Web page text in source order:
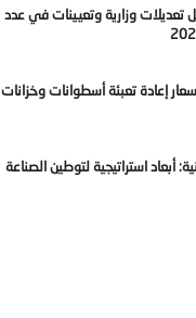
تعديلات وزارية وتعيينات في عدد
إعادة تعبئة أسطوانات وخزانات
أبعاد استراتيجية لتوطين الصناعة